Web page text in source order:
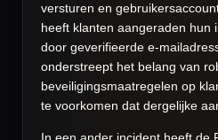
versturen en
heeft klanten aangeraden hun
door geverifieerde e-
onderstreept het belang van
beveiligingsmaatregelen op
te voorkomen dat dergelijke